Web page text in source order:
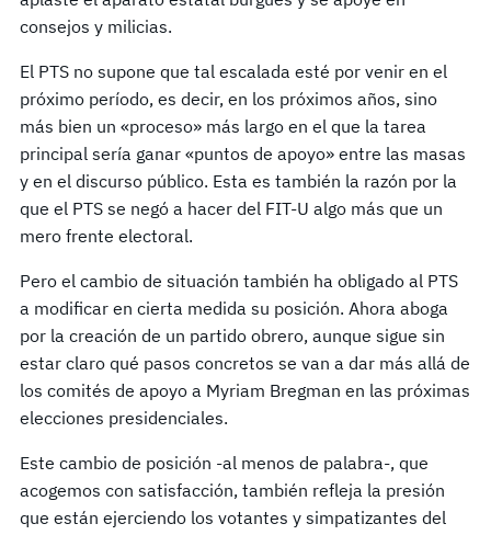
consejos y milicias.
El PTS no supone que tal escalada esté por venir en el
próximo período, es decir, en los próximos años, sino
más bien un «proceso» más largo en el que la tarea
principal sería ganar «puntos de apoyo» entre las masas
y en el discurso público. Esta es también la razón por la
que el PTS se negó a hacer del FIT-U algo más que un
mero frente electoral.
Pero el cambio de situación también ha obligado al PTS
a modificar en cierta medida su posición. Ahora aboga
por la creación de un partido obrero, aunque sigue sin
estar claro qué pasos concretos se van a dar más allá de
los comités de apoyo a Myriam Bregman en las próximas
elecciones presidenciales.
Este cambio de posición -al menos de palabra-, que
acogemos con satisfacción, también refleja la presión
que están ejerciendo los votantes y simpatizantes del